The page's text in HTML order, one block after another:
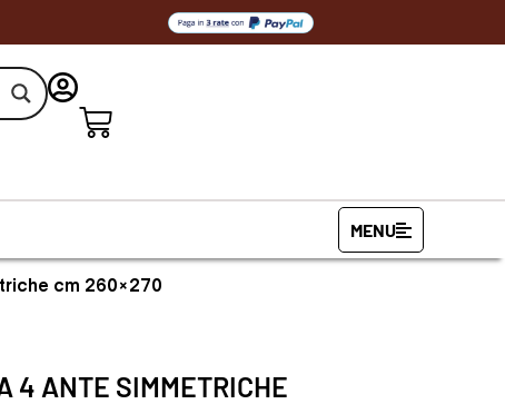
MENU
cm 260×270
4 ANTE SIMMETRICHE